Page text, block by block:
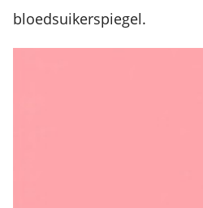
bloedsuikerspiegel.